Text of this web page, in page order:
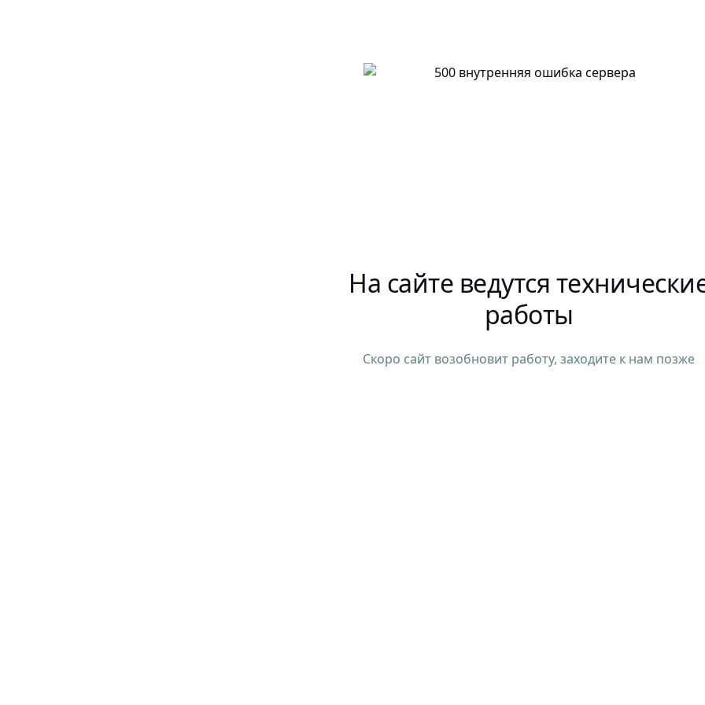
На сайте ведутся
работы
Скоро сайт возобновит работу, заходите к нам позже